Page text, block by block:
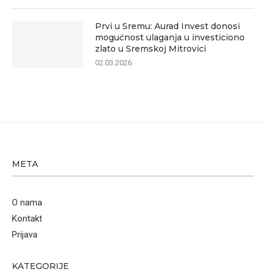
Prvi u Sremu: Aurad Invest donosi
mogućnost ulaganja u investiciono
zlato u Sremskoj Mitrovici
02.03.2026.
META
O nama
Kontakt
Prijava
KATEGORIJE